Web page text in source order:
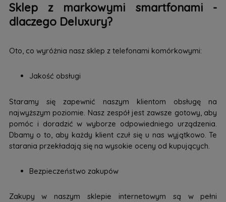
Sklep z markowymi smartfonami -
dlaczego Deluxury?
Oto, co wyróżnia nasz sklep z telefonami komórkowymi:
Jakość obsługi
Staramy się zapewnić naszym klientom obsługę na
najwyższym poziomie. Nasz zespół jest zawsze gotowy, aby
pomóc i doradzić w wyborze odpowiedniego urządzenia.
Dbamy o to, aby każdy klient czuł się u nas wyjątkowo. Te
starania przekładają się na wysokie oceny od kupujących.
Bezpieczeństwo zakupów
Zakupy w naszym sklepie internetowym są w pełni